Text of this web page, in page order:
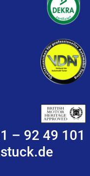
– 92 49 101